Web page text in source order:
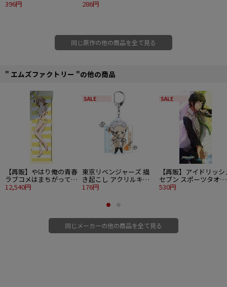
396円 286円
同じ原作の他の商品を全て見る
" エムズファクトリー "の他の商品
【再販】やはり俺の青春
ラブコメはまちがってい
る。完 描き下ろしプレ
12,540円
SALE
東京リベンジャーズ 描
き起こし アクリルキー
ホルダー 三ツ谷
176円
SALE
【再販】アイドリッシ
セブン スポーツタオル
二階堂大和
530円
同じメーカーの他の商品を全て見る